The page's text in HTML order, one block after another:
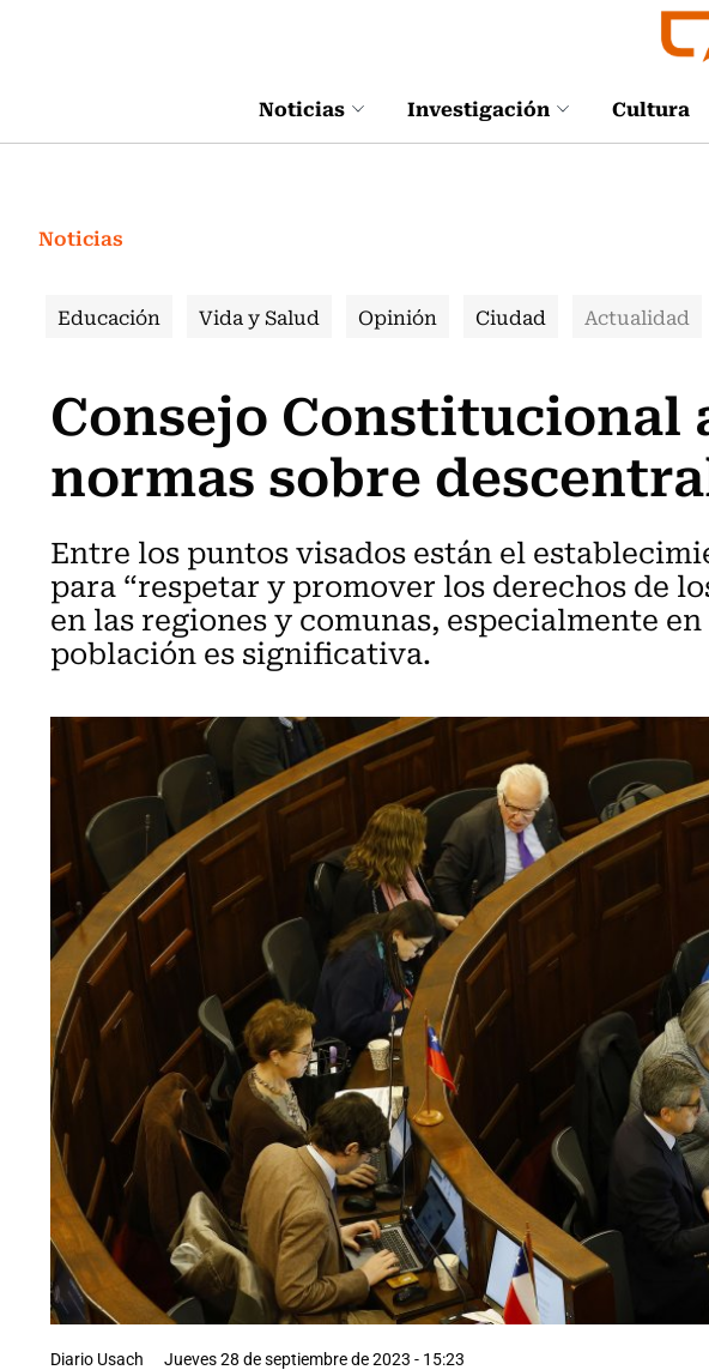
Noticias Investigación Cultura
Noticias
Educación Vida y Salud Opinión Ciudad Actualidad
Consejo Constitucional
normas sobre
Entre los puntos visados están el
para “respetar y promover los derechos de
en las regiones y comunas, especialmente
población es significativa.
Diario Usach Jueves 28 de septiembre de 2023 - 15:23